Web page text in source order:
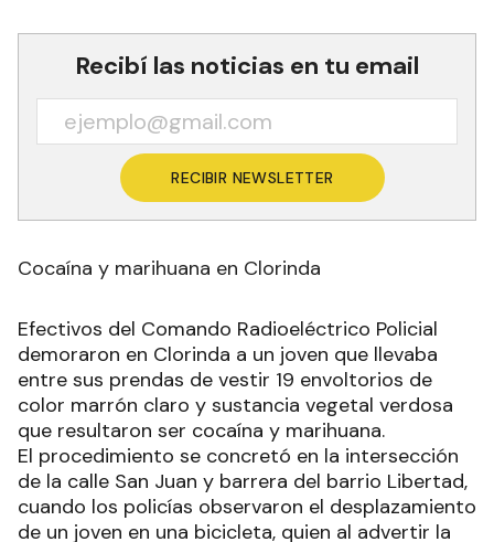
Recibí las noticias en tu email
RECIBIR NEWSLETTER
Cocaína y marihuana en Clorinda
Efectivos del Comando Radioeléctrico Policial
demoraron en Clorinda a un joven que llevaba
entre sus prendas de vestir 19 envoltorios de
color marrón claro y sustancia vegetal verdosa
que resultaron ser cocaína y marihuana.
El procedimiento se concretó en la intersección
de la calle San Juan y barrera del barrio Libertad,
cuando los policías observaron el desplazamiento
de un joven en una bicicleta, quien al advertir la